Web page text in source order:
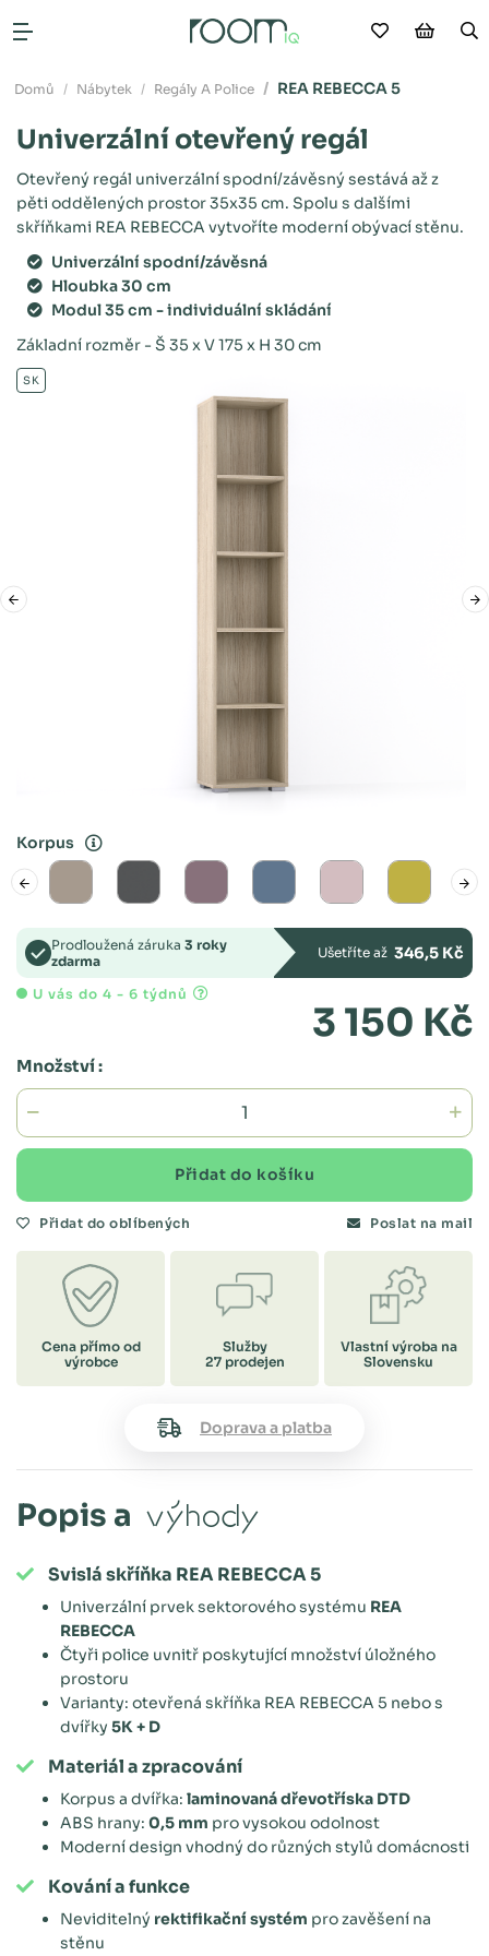
Otevřít menu Moje
Domů Nábytek Regály A Police REA REBECCA 5
Univerzální otevřený regál
Otevřený regál univerzální spodní/závěsný sestává až z
pěti oddělených prostor 35x35 cm. Spolu s dalšími
skříňkami REA REBECCA vytvoříte moderní obývací stěnu.
Univerzální spodní/závěsná
Hloubka 30 cm
Modul 35 cm - individuální skládání
Základní rozměr - Š 35 x V 175 x H 30 cm
SK
Korpus
Prodloužená záruka 3 roky
zdarma
Ušetříte až 346,5 Kč
U vás do 4 - 6 týdnů
3 150 Kč
Množství :
Přidat do košíku
Přidat do oblíbených Poslat na mail
Cena přímo od
výrobce
Služby
27 prodejen
Vlastní výroba na
Slovensku
Doprava a platba
Popis a výhody
Svislá skříňka REA REBECCA 5
Univerzální prvek sektorového systému REA
REBECCA
Čtyři police uvnitř poskytující množství úložného
prostoru
Varianty: otevřená skříňka REA REBECCA 5 nebo s
dvířky 5K + D
Materiál a zpracování
Korpus a dvířka: laminovaná dřevotříska DTD
ABS hrany: 0,5 mm pro vysokou odolnost
Moderní design vhodný do různých stylů domácnosti
Kování a funkce
Neviditelný rektifikační systém pro zavěšení na
stěnu